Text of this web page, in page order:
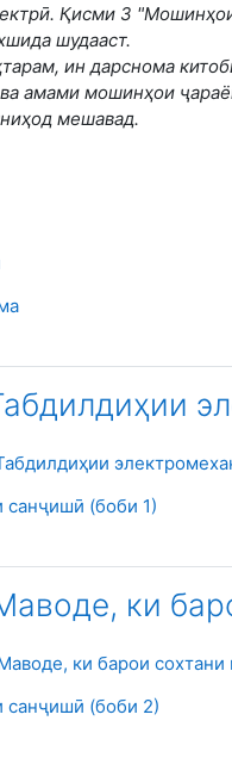
Қисми 3
шудааст.
ин дарснома
амами мошинҳои
мешавад.
санҷишӣ (боби 1)Страница
ки
ки барои
санҷишӣ (боби 2)Страница